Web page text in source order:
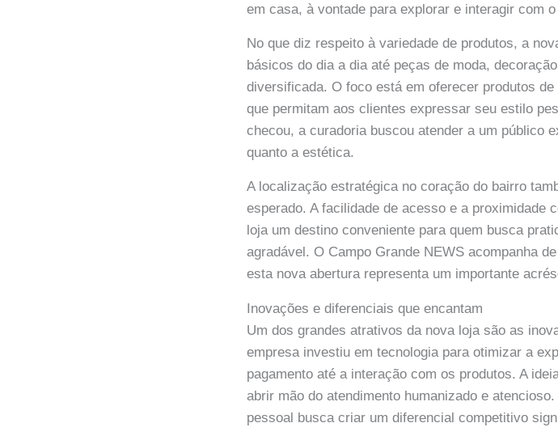
em casa, à vontade para explorar e interagir com o
No que diz respeito à variedade de produtos, a
básicos do dia a dia até peças de moda,
diversificada. O foco está em oferecer produtos
que permitam aos clientes expressar seu estilo
checou, a curadoria buscou atender a um público
quanto a estética.
A localização estratégica no coração do bairro
esperado. A facilidade de acesso e a proximidade
loja um destino conveniente para quem busca
agradável. O Campo Grande NEWS acompanha
esta nova abertura representa um importante
Inovações e diferenciais que encantam
Um dos grandes atrativos da nova loja são as
empresa investiu em tecnologia para otimizar a
pagamento até a interação com os produtos. A
abrir mão do atendimento humanizado e
pessoal busca criar um diferencial competitivo